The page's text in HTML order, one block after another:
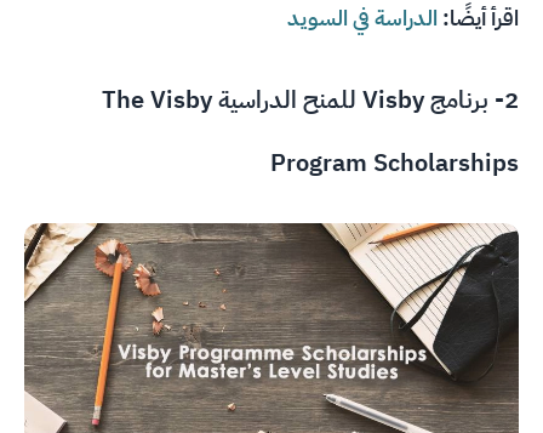
اقرأ أيضًا: الدراسة في السويد
2- برنامج Visby للمنح الدراسية The Visby
Program Scholarships